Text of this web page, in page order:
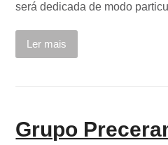
será dedicada de modo
Ler mais
Grupo